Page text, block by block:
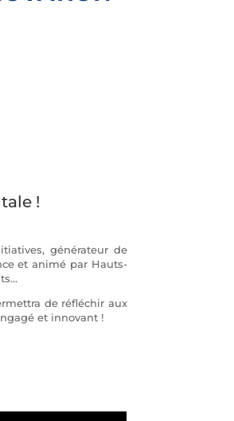
!
générateur de
et animé par Hauts-
de réfléchir aux
et innovant !